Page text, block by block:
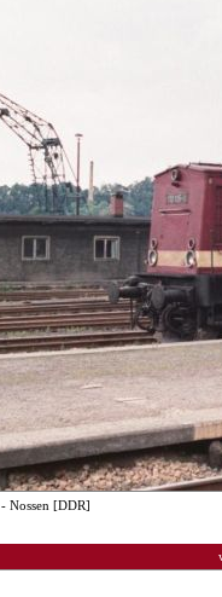
- Nossen [DDR]